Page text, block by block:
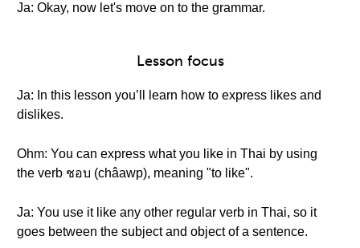
Ja: Okay, now let's move on to the grammar.
Lesson focus
Ja: In this lesson you’ll learn how to express likes and
dislikes.
Ohm: You can express what you like in Thai by using
the verb ชอบ (châawp), meaning "to like".
Ja: You use it like any other regular verb in Thai, so it
goes between the subject and object of a sentence.